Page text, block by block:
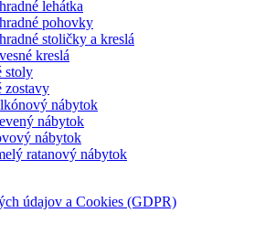
lehátka
pohovky
stoličky a kreslá
kreslá
stoly
zostavy
nábytok
nábytok
nábytok
ratanový nábytok
údajov a Cookies (GDPR)